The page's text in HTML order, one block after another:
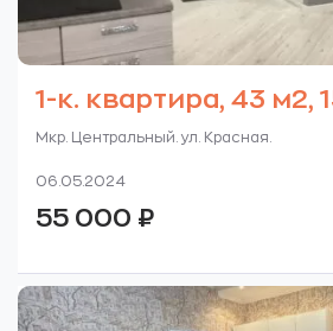
1-к. квартира, 43 м2,
Мкр. Центральный. ул. Красная.
06.05.2024
55 000 ₽